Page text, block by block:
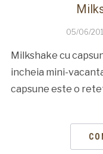
05/06/
Milkshake cu
incheia mini-
capsune este o